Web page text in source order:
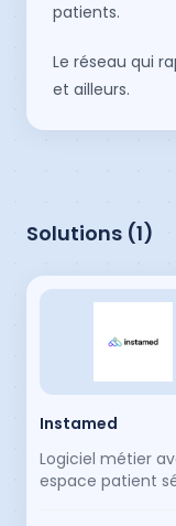
patients.
Le réseau qui
et ailleurs.
Solutions (1)
Instamed
Logiciel métier
espace patient